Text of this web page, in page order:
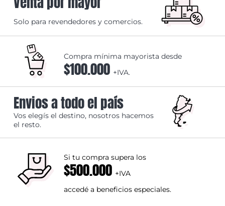
Solo para revendedores y comercios.
Compra mínima mayorista desde
$100.000 +IVA.
Envios a todo el país
Vos elegís el destino, nosotros hacemos
el resto.
Si tu compra supera los
$500.000 +IVA
accedé a beneficios especiales.